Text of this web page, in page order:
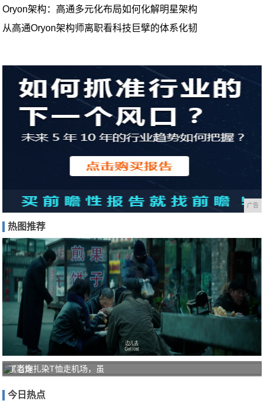
Oryon架构：高通多元化布局如何化解明星架构
从高通Oryon架构师离职看科技巨擘的体系化韧
广告
热图推荐
《老炮
气氛美
丁当穿扎染T恤走机场，虽
今日热点